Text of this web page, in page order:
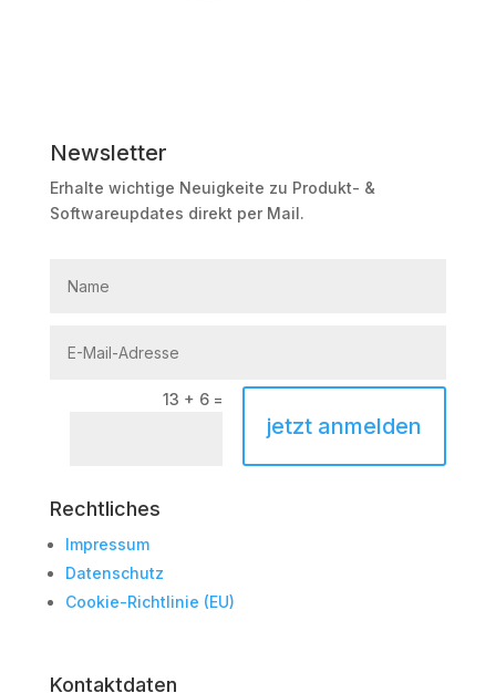
Newsletter
Erhalte wichtige Neuigkeite zu Produkt- &
Softwareupdates direkt per Mail.
13 + 6 =
jetzt anmelden
Rechtliches
Impressum
Datenschutz
Cookie-Richtlinie (EU)
Kontaktdaten